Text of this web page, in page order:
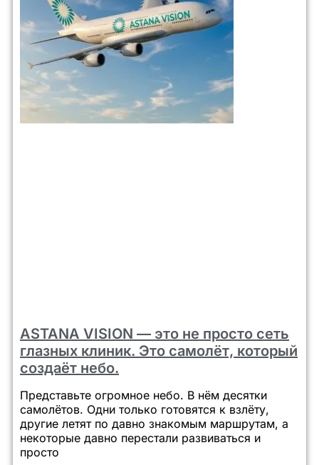
ASTANA VISION — это не просто сеть
глазных клиник. Это самолёт, который
создаёт небо.
Представьте огромное небо. В нём десятки
самолётов. Одни только готовятся к взлёту,
другие летят по давно знакомым маршрутам, а
некоторые давно перестали развиваться и
просто